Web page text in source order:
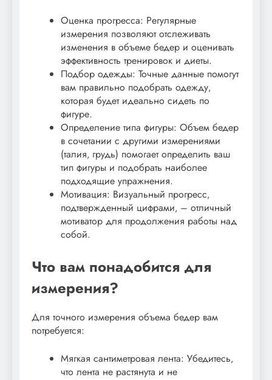
Оценка прогресса: Регулярные
измерения позволяют отслеживать
изменения в объеме бедер и оценивать
эффективность тренировок и диеты.
Подбор одежды: Точные данные помогут
вам правильно подобрать одежду‚
которая будет идеально сидеть по
фигуре.
Определение типа фигуры: Объем бедер
в сочетании с другими измерениями
(талия‚ грудь) помогает определить ваш
тип фигуры и подобрать наиболее
подходящие упражнения.
Мотивация: Визуальный прогресс‚
подтвержденный цифрами‚ – отличный
мотиватор для продолжения работы над
собой.
Что вам понадобится для
измерения?
Для точного измерения объема бедер вам
потребуется:
Мягкая сантиметровая лента: Убедитесь‚
что лента не растянута и не